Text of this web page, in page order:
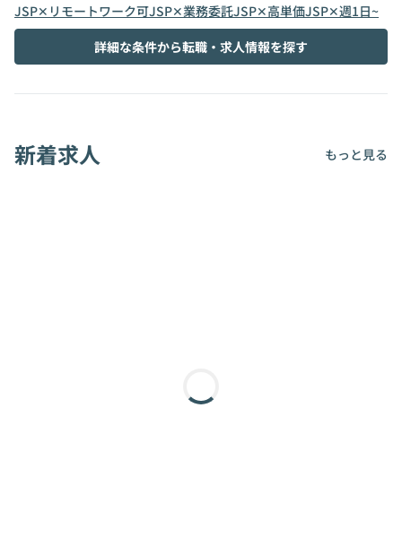
JSP✕リモートワーク可JSP✕業務委託JSP✕高単価JSP✕週1日~
詳細な条件から転職・求人情報を探す
新着求人 もっと見る